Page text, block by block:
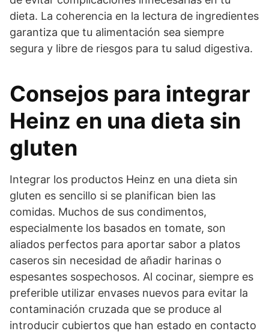
dieta. La coherencia en la lectura de ingredientes
garantiza que tu alimentación sea siempre
segura y libre de riesgos para tu salud digestiva.
Consejos para integrar
Heinz en una dieta sin
gluten
Integrar los productos Heinz en una dieta sin
gluten es sencillo si se planifican bien las
comidas. Muchos de sus condimentos,
especialmente los basados en tomate, son
aliados perfectos para aportar sabor a platos
caseros sin necesidad de añadir harinas o
espesantes sospechosos. Al cocinar, siempre es
preferible utilizar envases nuevos para evitar la
contaminación cruzada que se produce al
introducir cubiertos que han estado en contacto